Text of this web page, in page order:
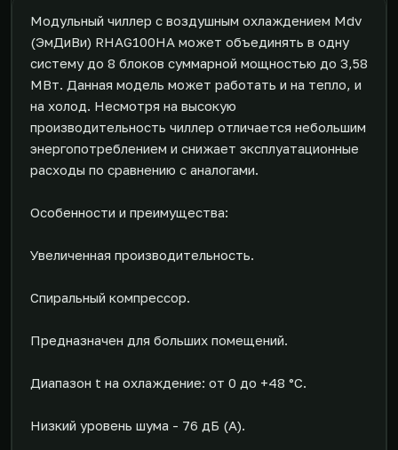
Модульный чиллер с воздушным охлаждением Mdv
(ЭмДиВи) RHAG100HA может объединять в одну
систему до 8 блоков суммарной мощностью до 3,58
МВт. Данная модель может работать и на тепло, и
на холод. Несмотря на высокую
производительность чиллер отличается небольшим
энергопотреблением и снижает эксплуатационные
расходы по сравнению с аналогами.
Особенности и преимущества:
Увеличенная производительность.
Спиральный компрессор.
Предназначен для больших помещений.
Диапазон t на охлаждение: от 0 до +48 °С.
Низкий уровень шума - 76 дБ (А).